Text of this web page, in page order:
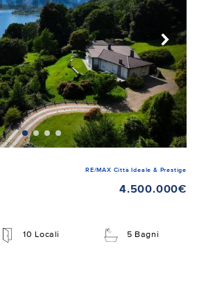
RE/MAX Città Ideale & Prestige
4.500.000€
10 Locali 5 Bagni